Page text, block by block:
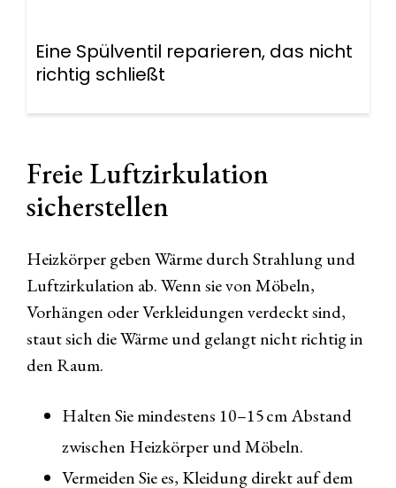
Eine Spülventil reparieren, das nicht
richtig schließt
Freie Luftzirkulation
sicherstellen
Heizkörper geben Wärme durch Strahlung und
Luftzirkulation ab. Wenn sie von Möbeln,
Vorhängen oder Verkleidungen verdeckt sind,
staut sich die Wärme und gelangt nicht richtig in
den Raum.
Halten Sie mindestens 10–15 cm Abstand
zwischen Heizkörper und Möbeln.
Vermeiden Sie es, Kleidung direkt auf dem